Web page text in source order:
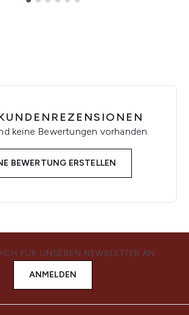
keine Bewertungen vorhanden.
BEWERTUNG ERSTELLEN
FÜR UNSEREN NEWSLETTER AN
ANMELDEN